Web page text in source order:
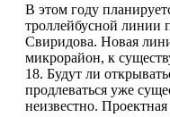
В этом году
троллейбусной линии
Свиридова. Новая
микрорайон, к
18. Будут ли
продлеваться уже
неизвестно.